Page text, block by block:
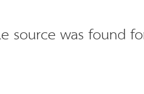
source was found